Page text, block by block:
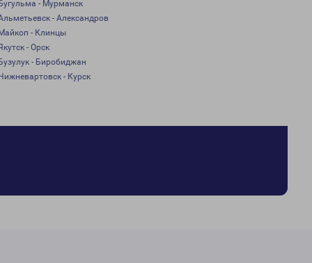
- Мурманск
- Александров
- Клинцы
- Орск
- Биробиджан
- Курск